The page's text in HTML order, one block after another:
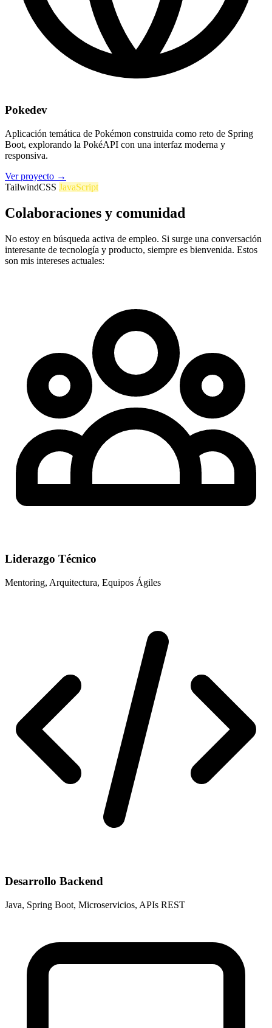
Pokedev
Aplicación temática de Pokémon construida como reto de Spring
Boot, explorando la PokéAPI con una interfaz moderna y
responsiva.
Ver proyecto →
TailwindCSS JavaScript
Colaboraciones y comunidad
No estoy en búsqueda activa de empleo. Si surge una conversación
interesante de tecnología y producto, siempre es bienvenida. Estos
son mis intereses actuales:
Liderazgo Técnico
Mentoring, Arquitectura, Equipos Ágiles
Desarrollo Backend
Java, Spring Boot, Microservicios, APIs REST